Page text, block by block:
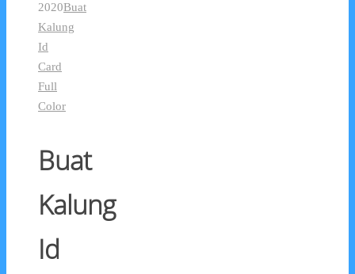
2020Buat
Kalung
Id
Card
Full
Color
Buat
Kalung
Id